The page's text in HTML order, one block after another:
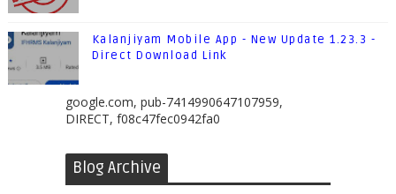
Kalanjiyam Mobile App - New Update 1.23.3 -
Direct Download Link
google.com, pub-7414990647107959,
DIRECT, f08c47fec0942fa0
Blog Archive